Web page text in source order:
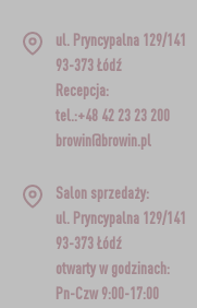
ul. Pryncypalna 129/141
93-373 Łódź
Recepcja:
tel.:+48 42 23 23 200
browin@browin.pl
Salon sprzedaży:
ul. Pryncypalna 129/141
93-373 Łódź
otwarty w godzinach:
Pn-Czw 9:00-17:00